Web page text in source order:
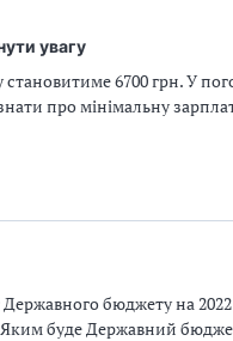
увагу
6700 грн. У
про мінімальну
бюджету на
Яким буде Державний